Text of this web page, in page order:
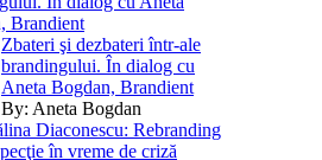
Zbateri şi dezbateri într-ale
brandingului. În dialog cu
Aneta Bogdan, Brandient
By: Aneta Bogdan